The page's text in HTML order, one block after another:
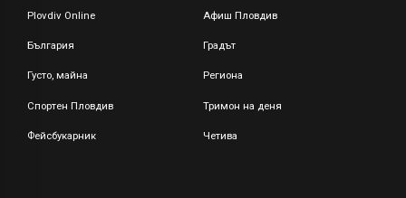
Plovdiv Online Афиш Пловдив
България Градът
Густо, майна Региона
Спортен Пловдив Тримон на деня
Фейсбукарник Четива